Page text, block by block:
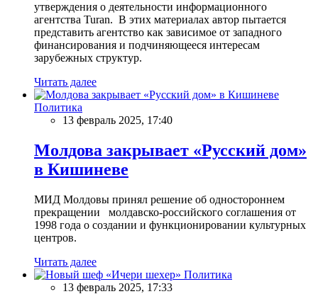
утверждения о деятельности информационного
агентства Turan. В этих материалах автор пытается
представить агентство как зависимое от западного
финансирования и подчиняющееся интересам
зарубежных структур.
Читать далее
Политика
13 февраль 2025, 17:40
Молдова закрывает «Русский дом»
в Кишиневе
МИД Молдовы принял решение об одностороннем
прекращении молдавско-российского соглашения от
1998 года о создании и функционировании культурных
центров.
Читать далее
Политика
13 февраль 2025, 17:33